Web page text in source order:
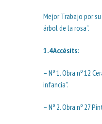
Mejor Trabajo por su
árbol de la rosa”.
1.4Accésits:
– Nº 1. Obra nº 12
infancia”.
– Nº 2. Obra nº 27